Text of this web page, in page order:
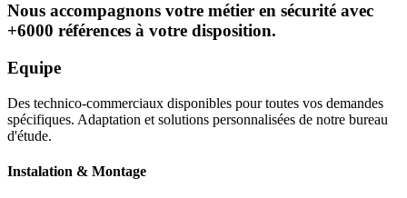
Nous accompagnons votre métier en sécurité avec
+6000 références à votre disposition.
Equipe
Des technico-commerciaux disponibles pour toutes vos demandes
spécifiques. Adaptation et solutions personnalisées de notre bureau
d'étude.
Instalation & Montage